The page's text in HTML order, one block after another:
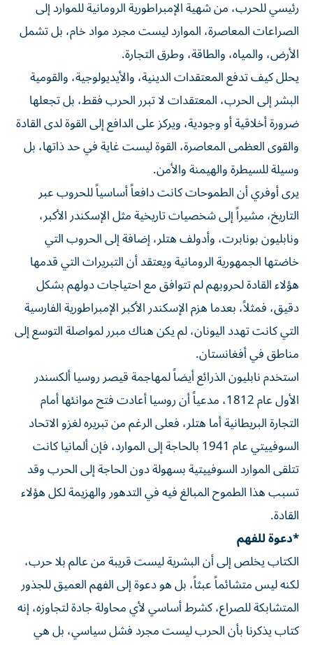
رئيسي للحرب، من شهية الإمبراطورية الرومانية للموارد إلى
الصراعات المعاصرة، الموارد ليست مجرد مواد خام، بل تشمل
الأرض، والمياه، والطاقة، وطرق التجارة.
يحلل كيف تدفع المعتقدات الدينية، والأيديولوجية، والقومية
البشر إلى الحرب، المعتقدات لا تبرر الحرب فقط، بل تجعلها
ضرورة أخلاقية أو وجودية، ويركز على الدافع إلى القوة لدى القادة
والقوى العظمى المعاصرة، القوة ليست غاية في حد ذاتها، بل
وسيلة للسيطرة والهيمنة والأمن.
يرى أوفري أن الطموحات كانت دافعاً أساسياً للحروب عبر
التاريخ، مشيراً إلى شخصيات تاريخية مثل الإسكندر الأكبر،
ونابليون بونابرت، وأدولف هتلر، إضافة إلى الحروب التي
خاضتها الجمهورية الرومانية ويعتقد أن التبريرات التي قدمها
هؤلاء القادة لحروبهم لم تتوافق مع احتياجات دولهم بشكل
دقيق، فمثلاً، بعدما هزم الإسكندر الأكبر الإمبراطورية الفارسية
التي كانت تهدد اليونان، لم يكن هناك مبرر لمواصلة التوسع إلى
مناطق في أفغانستان.
استخدم نابليون الذرائع أيضاً لمهاجمة قيصر روسيا ألكسندر
الأول عام 1812، مدعياً أن روسيا أعادت فتح موانئها أمام
التجارة البريطانية أما هتلر، فعلى الرغم من تبريره لغزو الاتحاد
السوفييتي عام 1941 بالحاجة إلى الموارد، فإن ألمانيا كانت
تتلقى الموارد السوفييتية بسهولة دون الحاجة إلى الحرب وقد
تسبب هذا الطموح المبالغ فيه في التدهور والهزيمة لكل هؤلاء
القادة.
*دعوة للفهم
الكتاب يخلص إلى أن البشرية ليست قريبة من عالم بلا حرب،
لكنه ليس متشائماً عبثاً، بل هو دعوة إلى الفهم العميق للجذور
المتشابكة للصراع، كشرط أساسي لأي محاولة جادة لتجاوزه، إنه
كتاب يذكرنا بأن الحرب ليست مجرد فشل سياسي، بل هي